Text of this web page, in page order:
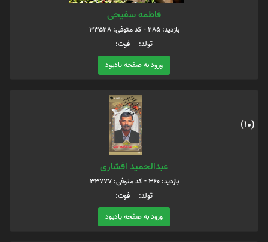
فاطمه سفيحى
بازدید: 285 - کد متوفی: 33528
تولد: فوت:
ورود به صفحه یادبود
(10)
عبدالحمید افشاری
بازدید: 360 - کد متوفی: 33777
تولد: فوت:
ورود به صفحه یادبود